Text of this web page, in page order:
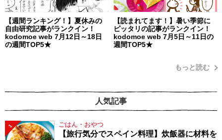
【週間ランキング！】夏休みの
自由研究記事がランクイン！
kodomoe web 7月12日～18日
の週間TOP5★
【読まれてます！】暑い季節に
ピッタリの記事がランクイン！
kodomoe web 7月5日～11日の
週間TOP5★
もっと読む
人気記事
1 ごはん・おやつ
【旅行気分でスペイン料理】炊飯器に材料を